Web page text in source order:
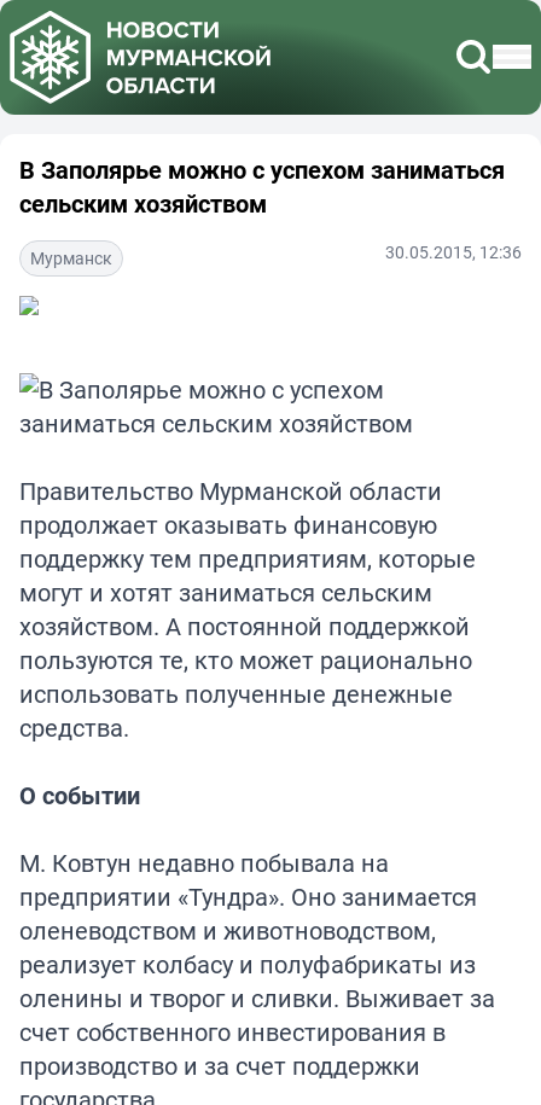
В Заполярье можно с успехом заниматься
сельским хозяйством
Мурманск 30.05.2015, 12:36
Правительство Мурманской области
продолжает оказывать финансовую
поддержку тем предприятиям, которые
могут и хотят заниматься сельским
хозяйством. А постоянной поддержкой
пользуются те, кто может рационально
использовать полученные денежные
средства.
О событии
М. Ковтун недавно побывала на
предприятии «Тундра». Оно занимается
оленеводством и животноводством,
реализует колбасу и полуфабрикаты из
оленины и творог и сливки. Выживает за
счет собственного инвестирования в
производство и за счет поддержки